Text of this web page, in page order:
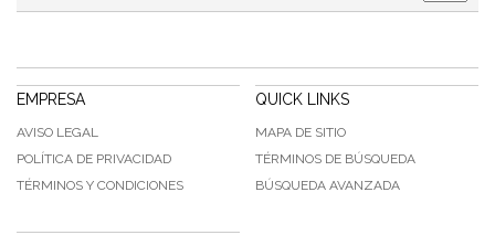
EMPRESA
AVISO LEGAL
POLÍTICA DE PRIVACIDAD
TÉRMINOS Y CONDICIONES
QUICK LINKS
MAPA DE SITIO
TÉRMINOS DE BÚSQUEDA
BÚSQUEDA AVANZADA